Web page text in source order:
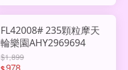
FL42008# 235顆粒摩天
輪樂園AHY2969694
$1,899
978